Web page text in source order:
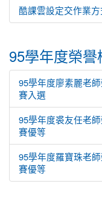
酷課雲設定交作業方
95學年度榮譽
95學年度廖素麗老
賽入選
95學年度裘友任老
賽優等
95學年度羅寶珠老
賽優等